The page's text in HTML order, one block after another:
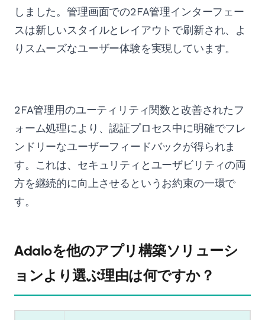
しました。管理画面での2FA管理インターフェー
スは新しいスタイルとレイアウトで刷新され、よ
りスムーズなユーザー体験を実現しています。
2FA管理用のユーティリティ関数と改善されたフ
ォーム処理により、認証プロセス中に明確でフレ
ンドリーなユーザーフィードバックが得られま
す。これは、セキュリティとユーザビリティの両
方を継続的に向上させるというお約束の一環で
す。
Adaloを他のアプリ構築ソリューシ
ョンより選ぶ理由は何ですか？